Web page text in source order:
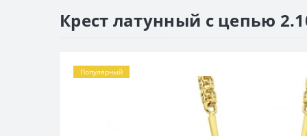
Крест латунный с цепью
Популярный